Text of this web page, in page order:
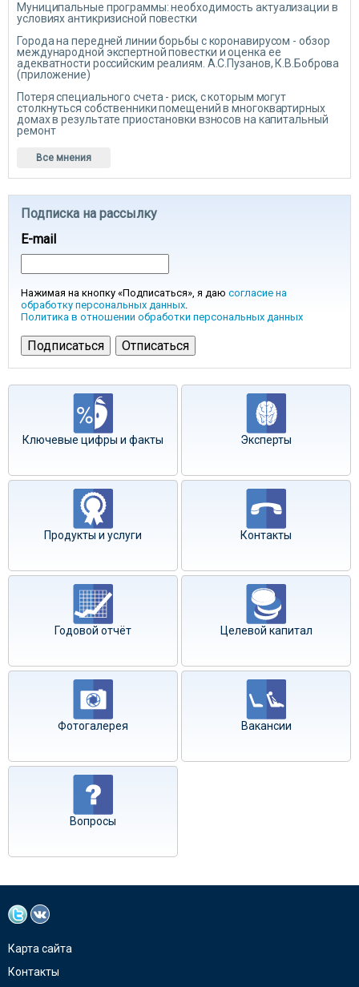
Муниципальные программы: необходимость актуализации в
условиях антикризисной повестки
Города на передней линии борьбы с коронавирусом - обзор
международной экспертной повестки и оценка ее
адекватности российским реалиям. А.С.Пузанов, К.В.Боброва
(приложение)
Потеря специального счета - риск, с которым могут
столкнуться собственники помещений в многоквартирных
домах в результате приостановки взносов на капитальный
ремонт
Все мнения
Подписка на рассылку
E-mail
Нажимая на кнопку «Подписаться», я даю согласие на
обработку персональных данных.
Политика в отношении обработки персональных данных
Ключевые цифры и факты Эксперты
Продукты и услуги Контакты
Годовой отчёт Целевой капитал
Фотогалерея Вакансии
Вопросы
Карта сайта
Контакты